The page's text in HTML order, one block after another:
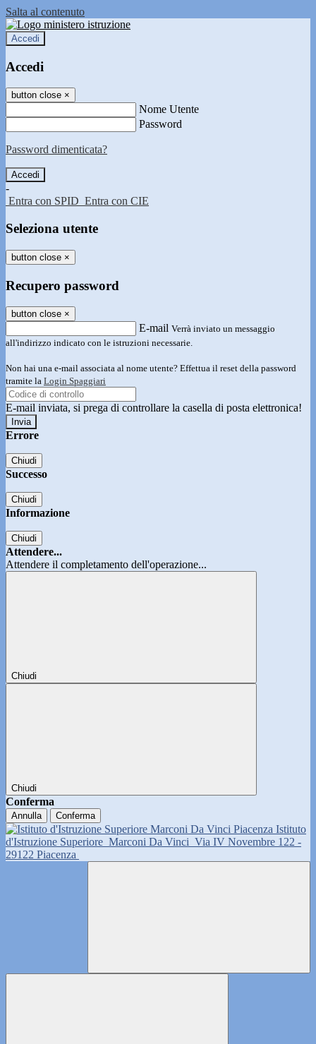
Salta al contenuto
Accedi
Accedi
button close ×
Nome Utente
Password
Password dimenticata?
-
Entra con SPID Entra con CIE
Seleziona utente
button close ×
Recupero password
button close ×
E-mail Verrà inviato un messaggio
all'indirizzo indicato con le istruzioni necessarie.
Non hai una e-mail associata al nome utente? Effettua il reset della password
tramite la Login Spaggiari
E-mail inviata, si prega di controllare la casella di posta elettronica!
Errore
Chiudi
Successo
Chiudi
Informazione
Chiudi
Attendere...
Attendere il completamento dell'operazione...
Chiudi
Chiudi
Conferma
Annulla Conferma
Istituto
d'Istruzione Superiore Marconi Da Vinci Via IV Novembre 122 -
29122 Piacenza